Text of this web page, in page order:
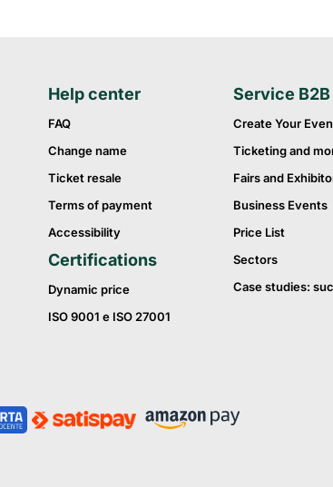
Help center
FAQ
Change name
Ticket resale
Terms of payment
Accessibility
Certifications
Dynamic price
ISO 9001 e ISO 27001
Service B2B
Create Your
Ticketing and
Fairs and
Business Events
Price List
Sectors
Case studies: